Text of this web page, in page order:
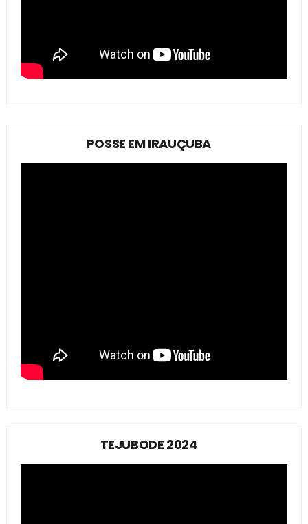
POSSE EM IRAUÇUBA
TEJUBODE 2024